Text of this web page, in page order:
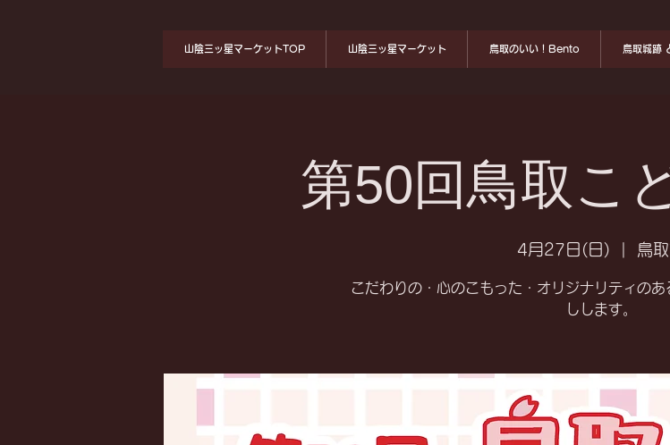
山陰三ッ星マーケットTOP 山陰三ッ星マーケット 鳥取のいい！Bento 鳥取城跡
第50回鳥取こ
4月27日(日) 鳥
こだわりの・心のこもった・オリジナリティの
しします。